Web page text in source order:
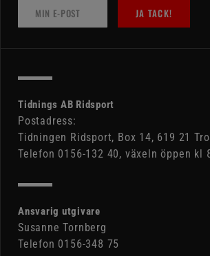
JA TACK!
Tidnings AB Ridsport
Postadress:
Tidningen Ridsport, Box 14, 619 21
Telefon 0156-132 40, växeln öppen kl
Ansvarig utgivare
Susanne Tornberg
Telefon 0156-348 75